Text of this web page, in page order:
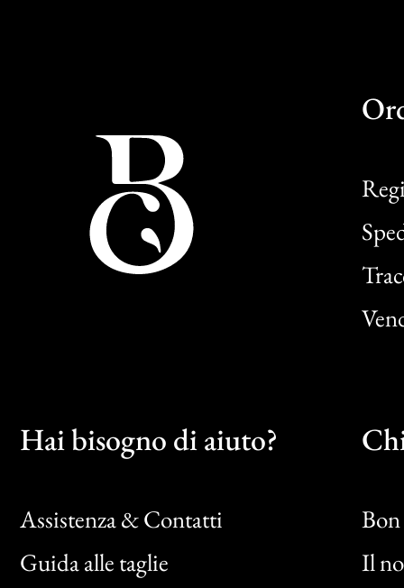
Hai bisogno di aiuto?
Assistenza & Contatti
Guida alle taglie
Il